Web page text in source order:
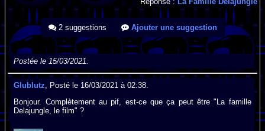
2 suggestions Ajouter une suggestion
Postée le 15/03/2021.
Glublutz , Posté le 16/03/2021 à 02:38.
Bonjour. Complètement au pif, est-ce que ça peut être "La famille
Delajungle, le film" ?